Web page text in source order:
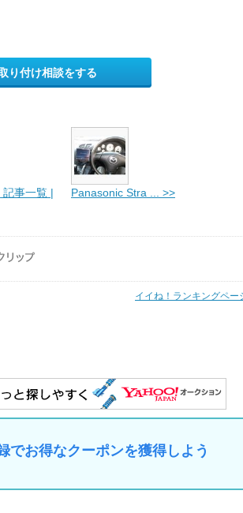
り付け相談をする
記事一覧 | Panasonic Stra ... >>
イイね！ランキングペー
でお得なクーポンを獲得しよう